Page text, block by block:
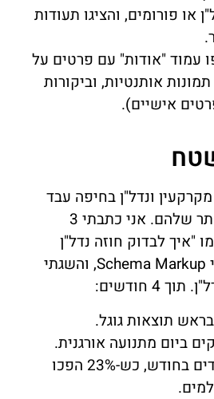
או פורומים, והציגו תעודות
עמוד "אודות" עם פרטים על
אותנטיות, וביקורות
אישיים).
ונדל"ן בחיפה עבד
איתי על קידום האתר שלהם. אני כתבתי 3
"איך לבדוק חוזה נדל"ן
בישראל?", הוספתי Schema Markup, והשגתי
4 חודשים:
תוצאות גוגל.
הביא 130 לידים בחודש, כש-23% הפכו